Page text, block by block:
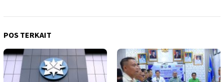
POS TERKAIT